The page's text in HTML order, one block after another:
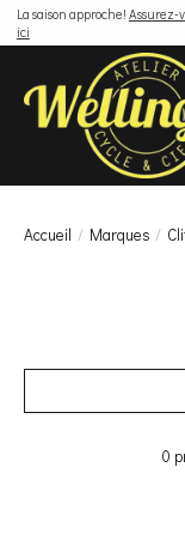
La saison approche! Assurez-
ici
Accueil / Marques /
0